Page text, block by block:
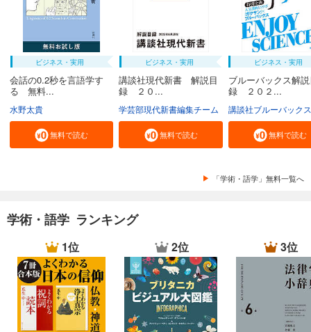
ビジネス・実用
会話の0.2秒を言語学す
る 無料...
水野太貴
無料で読む
ビジネス・実用
講談社現代新書 解説目
録 ２０...
学芸部現代新書編集チーム
無料で読む
ビジネス・実用
ブルーバックス解
録 ２０２...
講談社ブルーバックス
無料で読む
「学術・語学」無料一覧へ
学術・語学 ランキング
1位 2位 3位